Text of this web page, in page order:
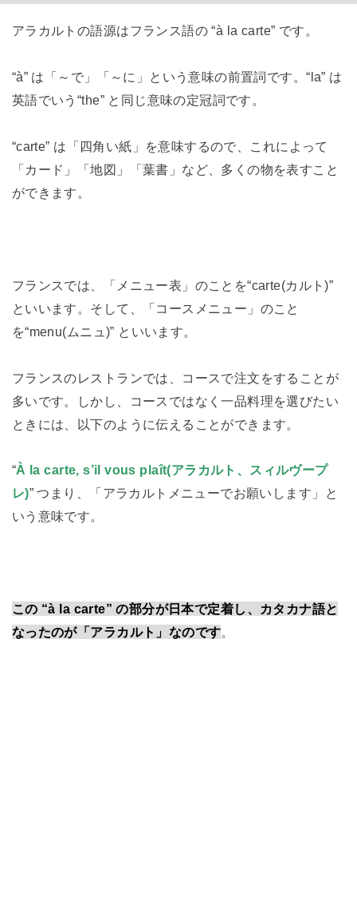
アラカルトの語源はフランス語の “à la carte” です。
“à” は「～で」「～に」という意味の前置詞です。“la” は
英語でいう“the” と同じ意味の定冠詞です。
“carte” は「四角い紙」を意味するので、これによって
「カード」「地図」「葉書」など、多くの物を表すこと
ができます。
フランスでは、「メニュー表」のことを“carte(カルト)”
といいます。そして、「コースメニュー」のこと
を“menu(ムニュ)” といいます。
フランスのレストランでは、コースで注文をすることが
多いです。しかし、コースではなく一品料理を選びたい
ときには、以下のように伝えることができます。
“À la carte, s’il vous plaît(アラカルト、スィルヴープ
レ)” つまり、「アラカルトメニューでお願いします」と
いう意味です。
この “à la carte” の部分が日本で定着し、カタカナ語と
なったのが「アラカルト」なのです。